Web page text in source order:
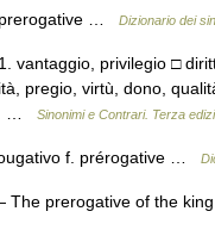
… Dizionario dei
vantaggio, privilegio □
pregio, virtù, dono,
…
Sinonimi e Contrari. Terza
f. prérogative …
The prerogative of the